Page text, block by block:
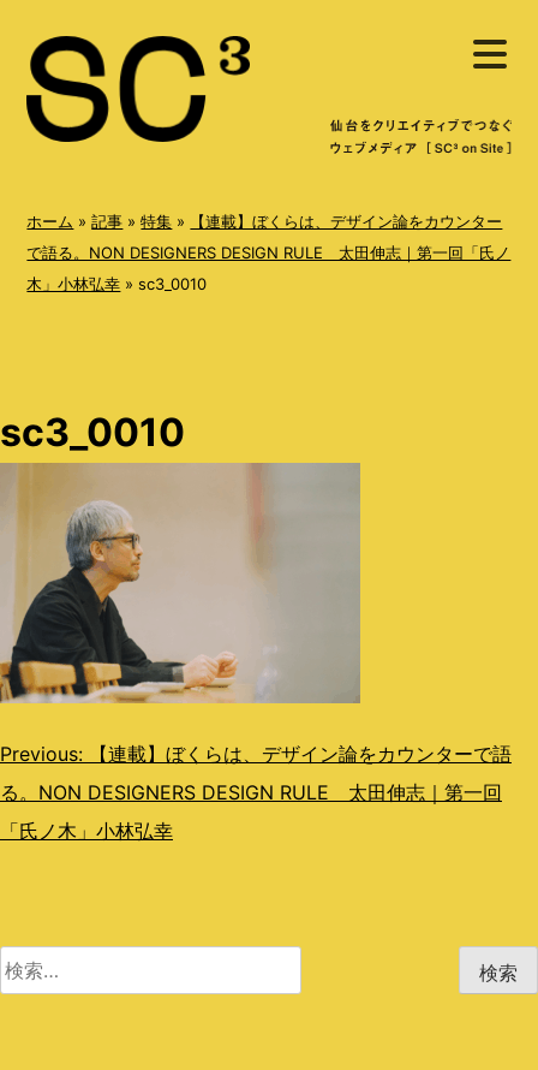
n
メ
ニ
を
開
く
ホーム »記事 »特集 »
【連載】ぼくらは、デザイン論をカウンター
で語る。NON DESIGNERS DESIGN RULE 太田伸志｜第一回「氏ノ
木」小林弘幸 »sc3_0010
sc3_0010
投
稿
ナ
ゲ
ー
Previous:
【連載】ぼくらは、デザイン論をカウンターで語
る。NON DESIGNERS DESIGN RULE 太田伸志｜第一回
「氏ノ木」小林弘幸
検